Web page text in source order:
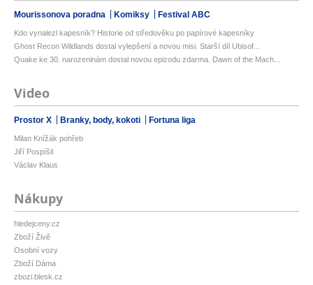
Mourissonova poradna Komiksy Festival ABC
Kdo vynalezl kapesník? Historie od středověku po papírové kapesníky
Ghost Recon Wildlands dostal vylepšení a novou misi. Starší díl Ubisof...
Quake ke 30. narozeninám dostal novou epizodu zdarma. Dawn of the Mach...
Video
Prostor X Branky, body, kokoti Fortuna liga
Milan Knížák pohřeb
Jiří Pospíšil
Václav Klaus
Nákupy
hledejceny.cz
Zboží Živě
Osobní vozy
Zboží Dáma
zbozi.blesk.cz